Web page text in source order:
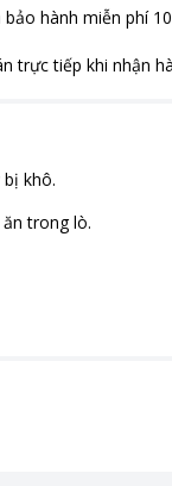
bảo hành miễn phí
trực tiếp khi nhận
khô.
trong lò.